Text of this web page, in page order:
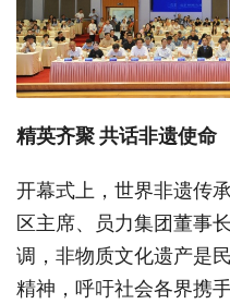
精英齐聚共话非遗使命
开幕式上，世界非遗传
区主席、员力集团董事
调，非物质文化遗产是
精神，呼吁社会各界携